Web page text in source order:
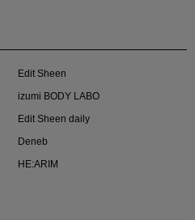
Edit Sheen
izumi BODY LABO
Edit Sheen daily
Deneb
HE:ARIM